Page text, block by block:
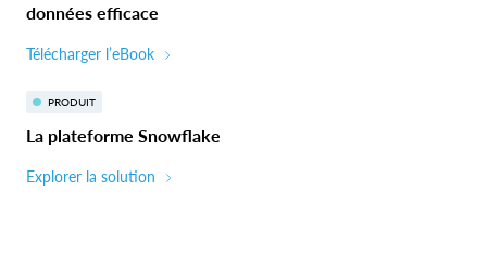
données efficace
Télécharger l’eBook
PRODUIT
La plateforme Snowflake
Explorer la solution